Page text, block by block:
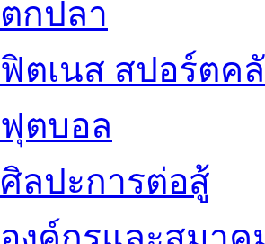
ตกปลา
ฟิตเนส สปอร์ตค
ฟุตบอล
ศิลปะการต่อสู้